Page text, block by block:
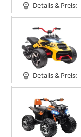
Details & Preise
Details & Preise